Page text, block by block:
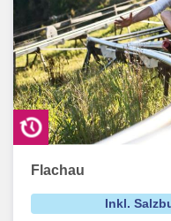
Flachau
Inkl.